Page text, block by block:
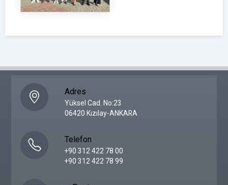
Adres
Yüksel Cad. No:23
06420 Kızılay-ANKARA
Telefon
+90 312 422 78 00
+90 312 422 78 99